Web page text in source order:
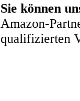
Sie können
Amazon-
qualifizierten